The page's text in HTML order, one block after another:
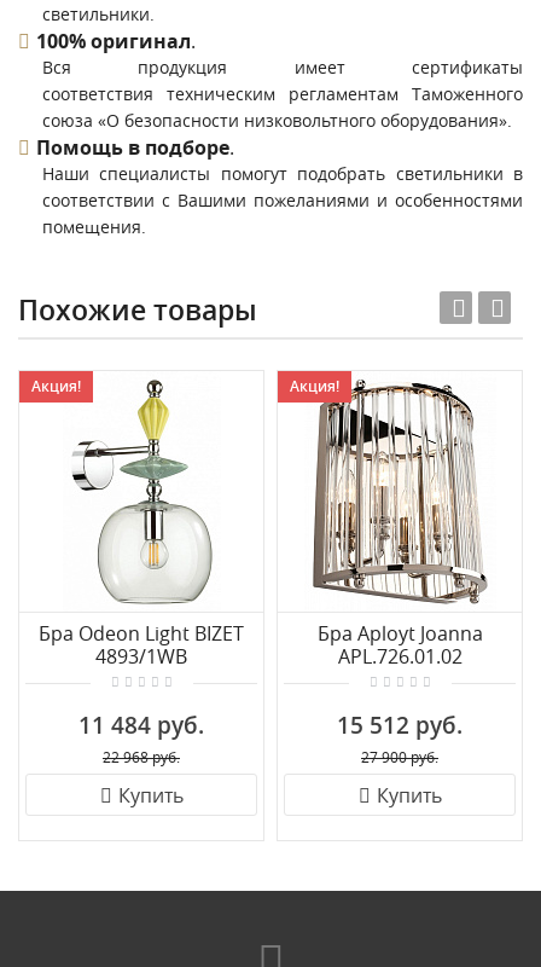
светильники.
100% оригинал.
Вся продукция имеет сертификаты
соответствия техническим регламентам Таможенного
союза «О безопасности низковольтного оборудования».
Помощь в подборе.
Наши специалисты помогут подобрать светильники в
соответствии с Вашими пожеланиями и особенностями
помещения.
Похожие товары
Акция!
Бра Odeon Light BIZET
4893/1WB
11 484 руб.
22 968 руб.
Купить
Акция!
Бра Aployt Joanna
APL.726.01.02
15 512 руб.
27 900 руб.
Купить